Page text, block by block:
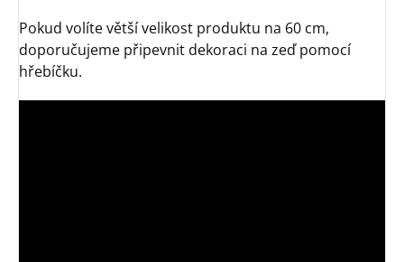
Pokud volíte větší velikost produktu na 60 cm,
doporučujeme připevnit dekoraci na zeď pomocí
hřebíčku.